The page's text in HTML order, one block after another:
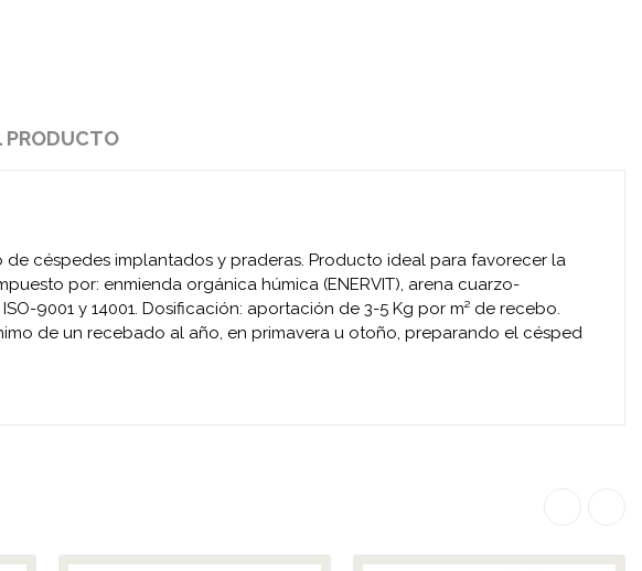
PRODUCTO
céspedes implantados y praderas. Producto ideal para favorecer la
por: enmienda orgánica húmica (ENERVIT), arena cuarzo-
9001 y 14001. Dosificación: aportación de 3-5 Kg por m² de recebo.
de un recebado al año, en primavera u otoño, preparando el césped